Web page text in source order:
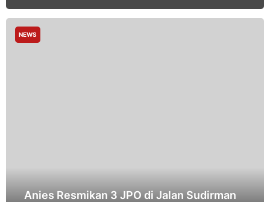
Anies Resmikan 3 JPO di Jalan Sudirman
NEWS